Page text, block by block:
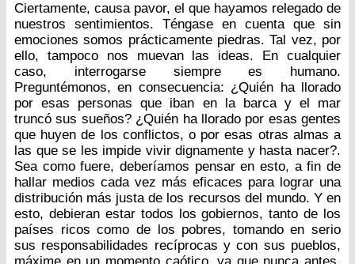
Ciertamente, causa pavor, el que hayamos relegado de
nuestros sentimientos. Téngase en cuenta que sin
emociones somos prácticamente piedras. Tal vez, por
ello, tampoco nos muevan las ideas. En cualquier
caso, interrogarse siempre es humano.
Preguntémonos, en consecuencia: ¿Quién ha llorado
por esas personas que iban en la barca y el mar
truncó sus sueños? ¿Quién ha llorado por esas gentes
que huyen de los conflictos, o por esas otras almas a
las que se les impide vivir dignamente y hasta nacer?.
Sea como fuere, deberíamos pensar en esto, a fin de
hallar medios cada vez más eficaces para lograr una
distribución más justa de los recursos del mundo. Y en
esto, debieran estar todos los gobiernos, tanto de los
países ricos como de los pobres, tomando en serio
sus responsabilidades recíprocas y con sus pueblos,